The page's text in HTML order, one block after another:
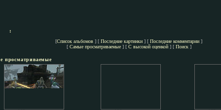
:
[Список альбомов ] [ Последние картинки ] [ Последние комментарии ]
[ Самые просматриваемые] [ С высокой оценкой] [ Поиск]
просматриваемые